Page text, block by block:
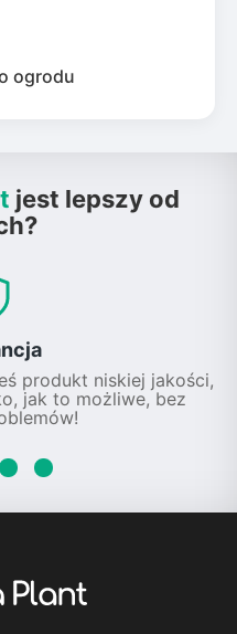
ogrodu
jest lepszy od
produkt niskiej jakości,
jak to możliwe, bez